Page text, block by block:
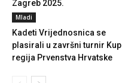
Zagreb 2025.
Mladi
Kadeti Vrijednosnica se
plasirali u završni turnir Kup
regija Prvenstva Hrvatske